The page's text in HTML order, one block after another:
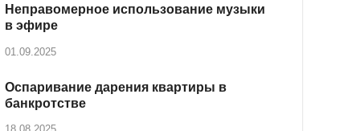
Неправомерное использование музыки
в эфире
01.09.2025
Оспаривание дарения квартиры в
банкротстве